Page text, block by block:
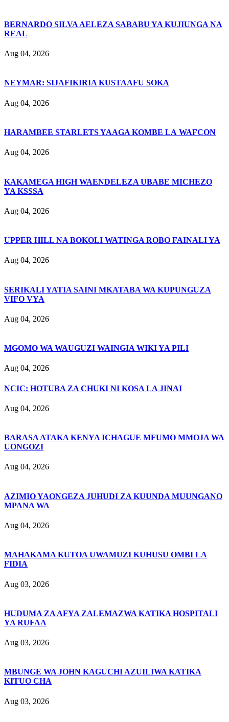
BERNARDO SILVA AELEZA SABABU YA KUJIUNGA NA
REAL
Aug 04, 2026
NEYMAR: SIJAFIKIRIA KUSTAAFU SOKA
Aug 04, 2026
HARAMBEE STARLETS YAAGA KOMBE LA WAFCON
Aug 04, 2026
KAKAMEGA HIGH WAENDELEZA UBABE MICHEZO
YA KSSSA
Aug 04, 2026
UPPER HILL NA BOKOLI WATINGA ROBO FAINALI YA
Aug 04, 2026
SERIKALI YATIA SAINI MKATABA WA KUPUNGUZA
VIFO VYA
Aug 04, 2026
MGOMO WA WAUGUZI WAINGIA WIKI YA PILI
Aug 04, 2026
NCIC: HOTUBA ZA CHUKI NI KOSA LA JINAI
Aug 04, 2026
BARASA ATAKA KENYA ICHAGUE MFUMO MMOJA WA
UONGOZI
Aug 04, 2026
AZIMIO YAONGEZA JUHUDI ZA KUUNDA MUUNGANO
MPANA WA
Aug 04, 2026
MAHAKAMA KUTOA UWAMUZI KUHUSU OMBI LA
FIDIA
Aug 03, 2026
HUDUMA ZA AFYA ZALEMAZWA KATIKA HOSPITALI
YA RUFAA
Aug 03, 2026
MBUNGE WA JOHN KAGUCHI AZUILIWA KATIKA
KITUO CHA
Aug 03, 2026